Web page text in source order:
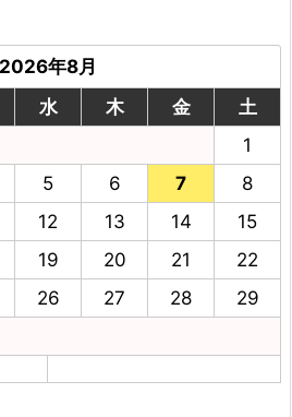
2026年8月
水 木 金
土
1
5 6 7
8
12 13 14
15
19 20 21
22
26 27 28
29